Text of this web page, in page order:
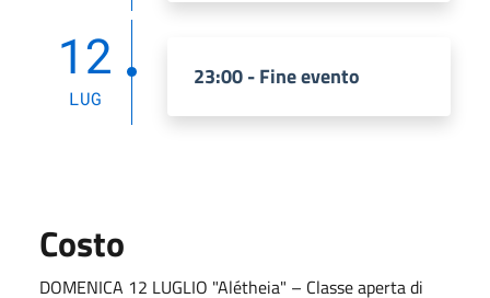
12
LUG
23:00 - Fine evento
Costo
DOMENICA 12 LUGLIO "Alétheia" – Classe aperta di